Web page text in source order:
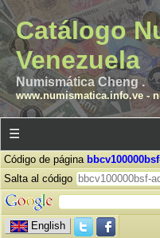
Catálogo
Venezuela
Numismática Cheng .
www.numismatica.info.ve-
☰
Código de página
Salta al código
English